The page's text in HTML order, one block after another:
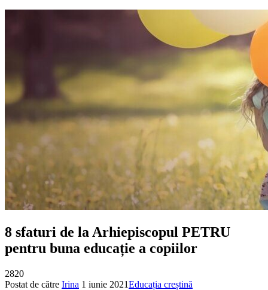
8 sfaturi de la Arhiepiscopul PETRU
pentru buna educație a copiilor
2820
Postat de către Irina 1 iunie 2021Educația creștină